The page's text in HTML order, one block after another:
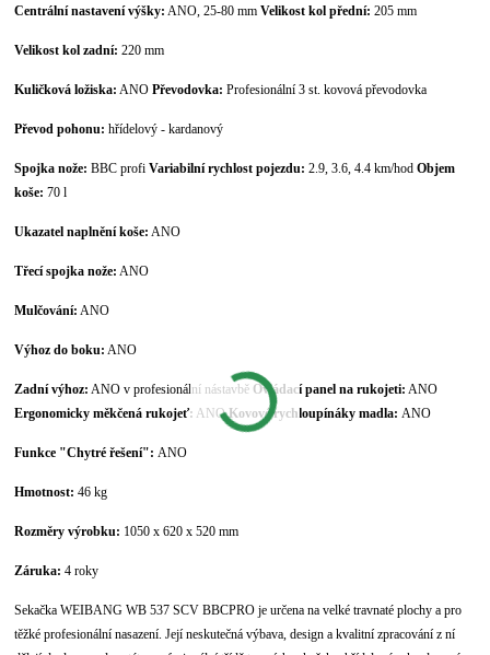
Centrální nastavení výšky: ANO, 25-80 mmVelikost kol přední:205 mm
Velikost kol zadní:220 mm
Kuličková ložiska: ANOPřevodovka: Profesionální 3 st. kovová převodovka
Převod pohonu: hřídelový - kardanový
Spojka nože: BBC profiVariabilní rychlost pojezdu:2.9, 3.6, 4.4 km/hodObjem
koše: 70 l
Ukazatel naplnění koše: ANO
Třecí spojka nože: ANO
Mulčování: ANO
Výhoz do boku: ANO
Zadní výhoz: ANO v profesionální nástavbě Ovládací panel na rukojeti: ANO
Ergonomicky měkčená rukojeť: ANOKovové rychloupínáky madla: ANO
Funkce "Chytré řešení": ANO
Hmotnost: 46 kg
Rozměry výrobku: 1050 x 620 x 520 mm
Záruka: 4 roky
Sekačka WEIBANG WB 537 SCV BBCPRO je určena na velké travnaté plochy a pro
těžké profesionální nasazení. Její neskutečná výbava, design a kvalitní zpracování z ní